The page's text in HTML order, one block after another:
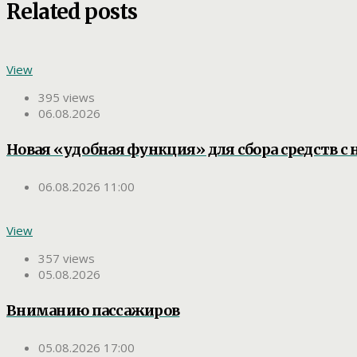
Related posts
View
395 views
06.08.2026
Новая «удобная функция» для сбора средств с
06.08.2026 11:00
View
357 views
05.08.2026
Вниманию пассажиров
05.08.2026 17:00